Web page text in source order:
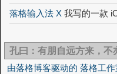
落格输入法 X 我写的一款
孔曰：有朋自远方来，不
由落格博客驱动的 落格工作